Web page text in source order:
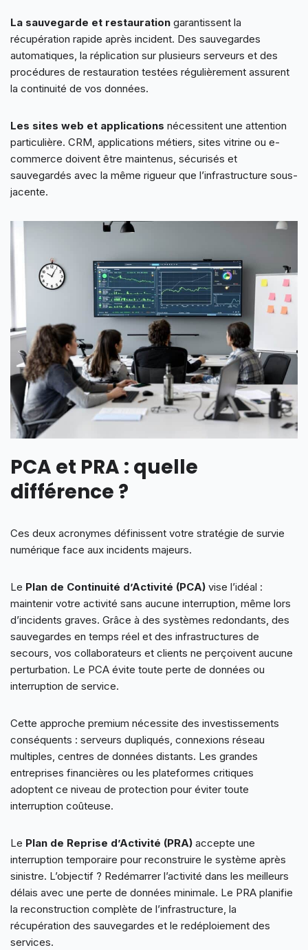
La sauvegarde et restauration garantissent la
récupération rapide après incident. Des sauvegardes
automatiques, la réplication sur plusieurs serveurs et des
procédures de restauration testées régulièrement assurent
la continuité de vos données.
Les sites web et applications nécessitent une attention
particulière. CRM, applications métiers, sites vitrine ou e-
commerce doivent être maintenus, sécurisés et
sauvegardés avec la même rigueur que l’infrastructure sous-
jacente.
PCA et PRA : quelle
différence ?
Ces deux acronymes définissent votre stratégie de survie
numérique face aux incidents majeurs.
Le Plan de Continuité d’Activité (PCA) vise l’idéal :
maintenir votre activité sans aucune interruption, même lors
d’incidents graves. Grâce à des systèmes redondants, des
sauvegardes en temps réel et des infrastructures de
secours, vos collaborateurs et clients ne perçoivent aucune
perturbation. Le PCA évite toute perte de données ou
interruption de service.
Cette approche premium nécessite des investissements
conséquents : serveurs dupliqués, connexions réseau
multiples, centres de données distants. Les grandes
entreprises financières ou les plateformes critiques
adoptent ce niveau de protection pour éviter toute
interruption coûteuse.
Le Plan de Reprise d’Activité (PRA) accepte une
interruption temporaire pour reconstruire le système après
sinistre. L’objectif ? Redémarrer l’activité dans les meilleurs
délais avec une perte de données minimale. Le PRA planifie
la reconstruction complète de l’infrastructure, la
récupération des sauvegardes et le redéploiement des
services.